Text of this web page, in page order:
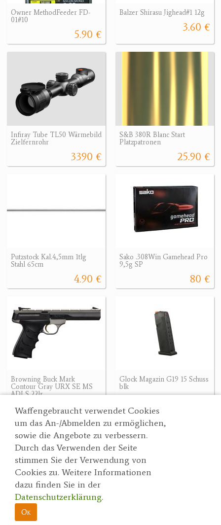
Waffengebraucht verwendet Cookies
um das An-/Abmelden zu ermöglichen,
sowie die Angebote zu verbessern.
Durch das Verwenden der Seite
stimmen Sie der Verwendung von
Cookies zu. Weitere Informationen
dazu finden Sie in der
Datenschutzerklärung.
Ok
Owner MethodFeeder FD-
01#10
5.90 €
Balzer Shirasu Jighead#1 12g
3.60 €
Infiray Tube TL50 Wärmebild
Zielfernrohr
3390 €
S&B 380R Blanc Start
Platzpatronen
25.90 €
Putzstock Kal.4,5mm 1tlg
Stahl 65cm
4.90 €
Sako .308Win Gamehead Pro
9,5g SP
80 €
Browning Buck Mark
Contour Gray URX SE MS
ADJ S 22lr
935 €
Glock Magazin G19 15 Schuss
blk
Suche
Partner
AGBs
Datenschutzerklärung
Impressum
Wertgarner 1820
Jagd & SporthandelsgmbH
Dr. Karl-Renner-Straße 48